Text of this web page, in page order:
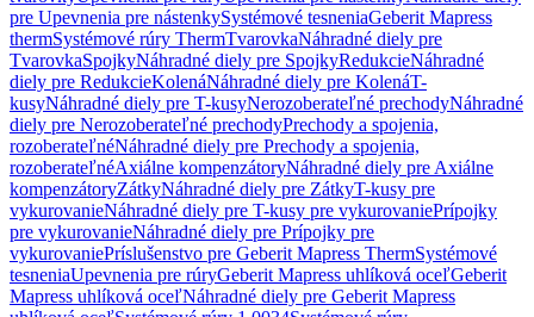
pre Upevnenia pre nástenkySystémové tesneniaGeberit Mapress
thermSystémové rúry ThermTvarovkaNáhradné diely pre
TvarovkaSpojkyNáhradné diely pre SpojkyRedukcieNáhradné
diely pre RedukcieKolenáNáhradné diely pre KolenáT-
kusyNáhradné diely pre T-kusyNerozoberateľné prechodyNáhradné
diely pre Nerozoberateľné prechodyPrechody a spojenia,
rozoberateľnéNáhradné diely pre Prechody a spojenia,
rozoberateľnéAxiálne kompenzátoryNáhradné diely pre Axiálne
kompenzátoryZátkyNáhradné diely pre ZátkyT-kusy pre
vykurovanieNáhradné diely pre T-kusy pre vykurovaniePrípojky
pre vykurovanieNáhradné diely pre Prípojky pre
vykurovaniePríslušenstvo pre Geberit Mapress ThermSystémové
tesneniaUpevnenia pre rúryGeberit Mapress uhlíková oceľGeberit
Mapress uhlíková oceľNáhradné diely pre Geberit Mapress